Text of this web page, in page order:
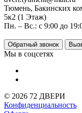
Тюмень, Бакинских
5к2 (1 Этаж)
Пн. – Вс.: с 9:00 до
Обратный звонок
Мы в соцсетях
© 2026 72 ДВЕРИ
Конфиденциальность